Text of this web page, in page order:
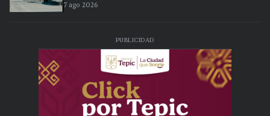
7 ago 2026
PUBLICIDAD